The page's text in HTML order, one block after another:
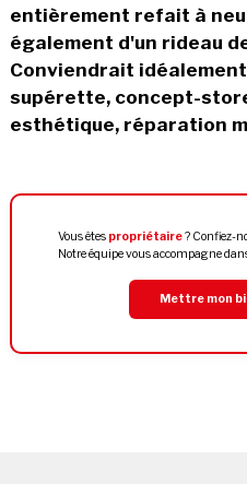
entièrement refait à
également d'un rideau
Conviendrait
supérette, concept-
esthétique, réparation
Vous êtes propriétaire? Confiez-
Notre équipe vous accompagne
Mettre mon